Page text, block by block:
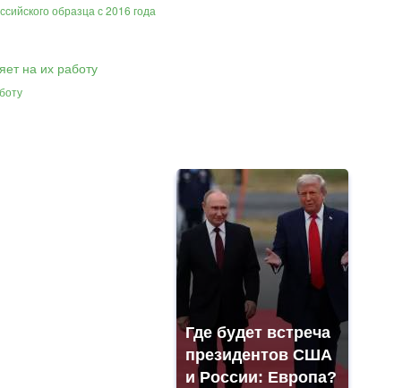
образца с 2016 года
Где будет встреча
президентов США
и России: Европа?